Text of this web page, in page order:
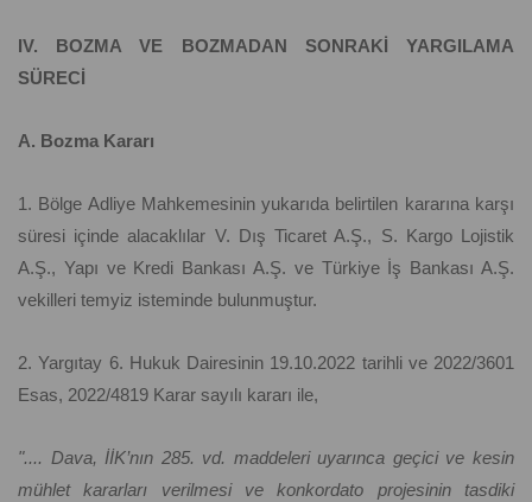
IV. BOZMA VE BOZMADAN SONRAKİ YARGILAMA
SÜRECİ
A. Bozma Kararı
1. Bölge Adliye Mahkemesinin yukarıda belirtilen kararına karşı
süresi içinde alacaklılar V. Dış Ticaret A.Ş., S. Kargo Lojistik
A.Ş., Yapı ve Kredi Bankası A.Ş. ve Türkiye İş Bankası A.Ş.
vekilleri temyiz isteminde bulunmuştur.
2. Yargıtay 6. Hukuk Dairesinin 19.10.2022 tarihli ve 2022/3601
Esas, 2022/4819 Karar sayılı kararı ile,
".... Dava, İİK’nın 285. vd. maddeleri uyarınca geçici ve kesin
mühlet kararları verilmesi ve konkordato projesinin tasdiki